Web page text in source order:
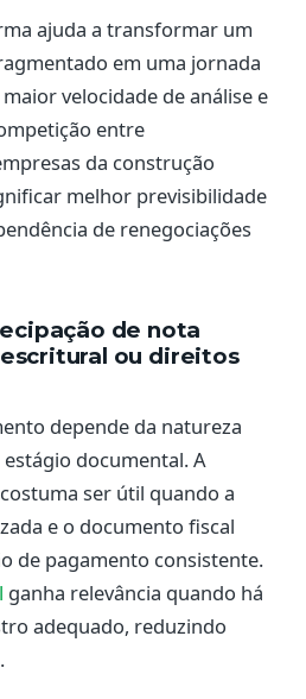
ajuda a transformar um
em uma jornada
velocidade de análise e
entre
da construção
melhor previsibilidade
de renegociações
de nota
ou direitos
depende da natureza
documental. A
costuma ser útil quando a
e o documento fiscal
de pagamento consistente.
ganha relevância quando há
adequado, reduzindo